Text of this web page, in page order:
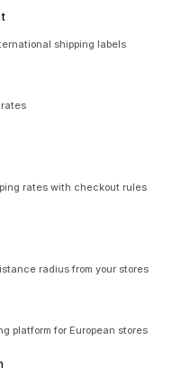
shipping labels
rates with checkout rules
radius from your stores
platform for European stores